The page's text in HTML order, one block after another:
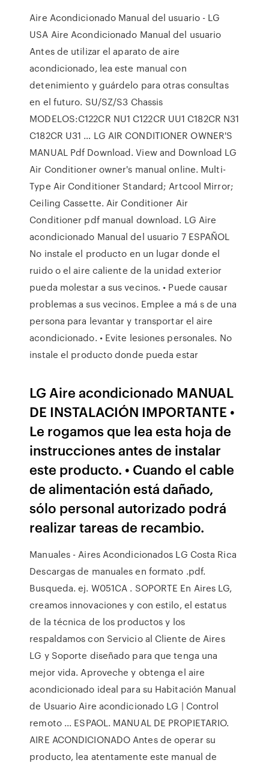
Aire Acondicionado Manual del usuario - LG
USA Aire Acondicionado Manual del usuario
Antes de utilizar el aparato de aire
acondicionado, lea este manual con
detenimiento y guárdelo para otras consultas
en el futuro. SU/SZ/S3 Chassis
MODELOS:C122CR NU1 C122CR UU1 C182CR N31
C182CR U31 … LG AIR CONDITIONER OWNER'S
MANUAL Pdf Download. View and Download LG
Air Conditioner owner's manual online. Multi-
Type Air Conditioner Standard; Artcool Mirror;
Ceiling Cassette. Air Conditioner Air
Conditioner pdf manual download. LG Aire
acondicionado Manual del usuario 7 ESPAÑOL
No instale el producto en un lugar donde el
ruido o el aire caliente de la unidad exterior
pueda molestar a sus vecinos. • Puede causar
problemas a sus vecinos. Emplee a má s de una
persona para levantar y transportar el aire
acondicionado. • Evite lesiones personales. No
instale el producto donde pueda estar
LG Aire acondicionado MANUAL
DE INSTALACIÓN IMPORTANTE •
Le rogamos que lea esta hoja de
instrucciones antes de instalar
este producto. • Cuando el cable
de alimentación está dañado,
sólo personal autorizado podrá
realizar tareas de recambio.
Manuales - Aires Acondicionados LG Costa Rica
Descargas de manuales en formato .pdf.
Busqueda. ej. W051CA . SOPORTE En Aires LG,
creamos innovaciones y con estilo, el estatus
de la técnica de los productos y los
respaldamos con Servicio al Cliente de Aires
LG y Soporte diseñado para que tenga una
mejor vida. Aproveche y obtenga el aire
acondicionado ideal para su Habitación Manual
de Usuario Aire acondicionado LG | Control
remoto ... ESPAOL. MANUAL DE PROPIETARIO.
AIRE ACONDICIONADO Antes de operar su
producto, lea atentamente este manual de